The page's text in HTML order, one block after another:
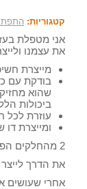
קטגוריות:
אני מטפלת
את עצמנו
מייצרת
בודקת עם
שהוא
ביכולות
עוזרת לכל
ומייצרת
2 מהחלקים הפנימיים שלנו אחראים לאיזון בין הרוח לחומר בחיים שלנו ואני נעזרת בהם לשם כך.
את הדרך
אחרי שעושים